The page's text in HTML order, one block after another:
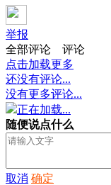
举报
全部评论
评论
点击加载更多
还没有评论...
没有更多评论...
正在加载...
随便说点什么
取消 确定